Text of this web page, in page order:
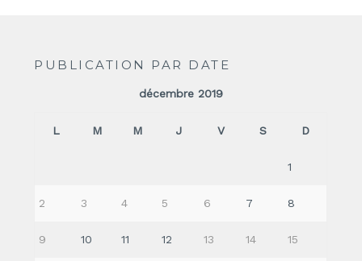
PUBLICATION PAR DATE
décembre 2019
L M M J V S D
1
2 3 4 5 6 7 8
9 10 11 12 13 14 15